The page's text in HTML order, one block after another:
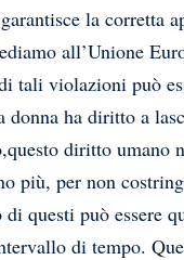
la corretta
all’Unione
tali violazioni può
ha diritto a
diritto
più, per non
questi può essere
di tempo.